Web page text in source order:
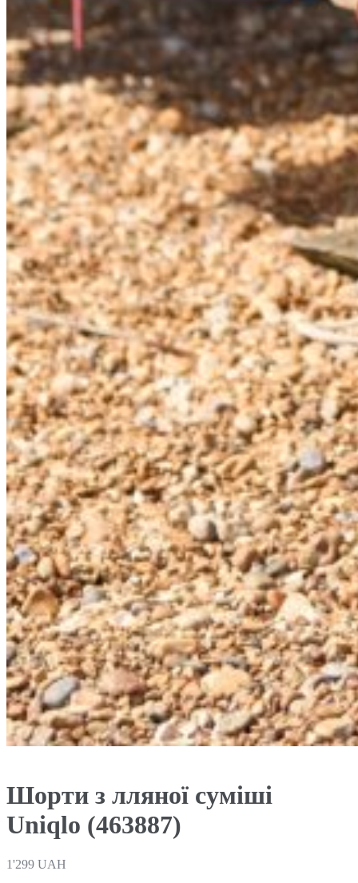
Шорти з лляної суміші
Uniqlo (463887)
1'299 UAH